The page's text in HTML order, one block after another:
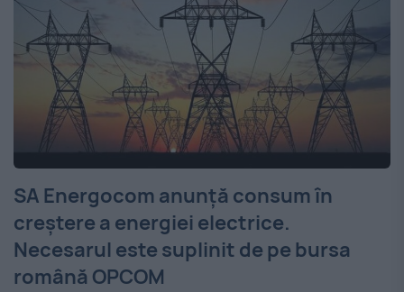
SA Energocom anunță consum în
creștere a energiei electrice.
Necesarul este suplinit de pe bursa
română OPCOM